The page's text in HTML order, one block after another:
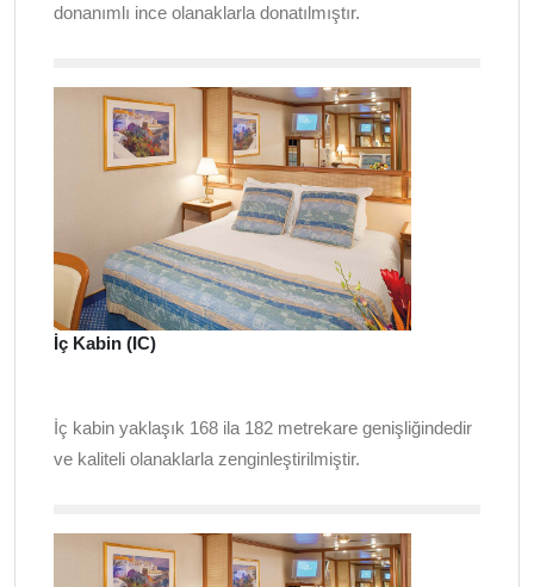
donanımlı ince olanaklarla donatılmıştır.
İç Kabin (IC)
İç kabin yaklaşık 168 ila 182 metrekare genişliğindedir
ve kaliteli olanaklarla zenginleştirilmiştir.